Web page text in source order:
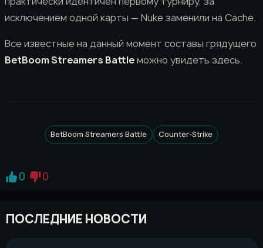
исключением одной карты — Nuke заменили на Cache.
Все известные на данный момент составы грядущего
BetBoom Streamers Battleможно увидеть здесь.
BetBoom Streamers Battle Counter-Strike
0 0
ПОСЛЕДНИЕ НОВОСТИ